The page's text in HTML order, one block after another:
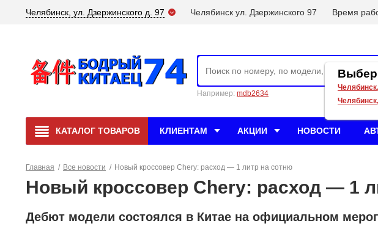
Челябинск, ул. Дзержинского д. 97 Челябинск ул. Дзержинского 97 Время
Например: mdb2634
КАТАЛОГ ТОВАРОВ КЛИЕНТАМ АКЦИИ НОВОСТИ
Главная / Все новости / Новый кроссовер Chery: расход — 1 литр на сотню
Новый кроссовер Chery: расход — 1
Дебют модели состоялся в Китае на официальном